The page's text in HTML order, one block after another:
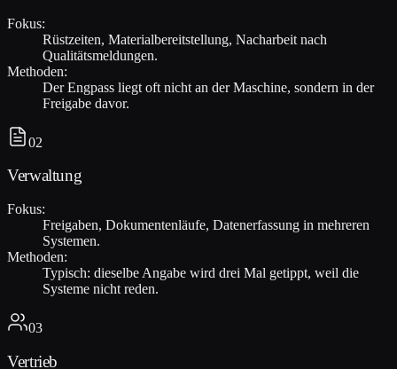
Fokus:
Rüstzeiten, Materialbereitstellung, Nacharbeit nach
Qualitätsmeldungen.
Methoden:
Der Engpass liegt oft nicht an der Maschine, sondern in der
Freigabe davor.
02
Verwaltung
Fokus:
Freigaben, Dokumentenläufe, Datenerfassung in mehreren
Systemen.
Methoden:
Typisch: dieselbe Angabe wird drei Mal getippt, weil die
Systeme nicht reden.
03
Vertrieb